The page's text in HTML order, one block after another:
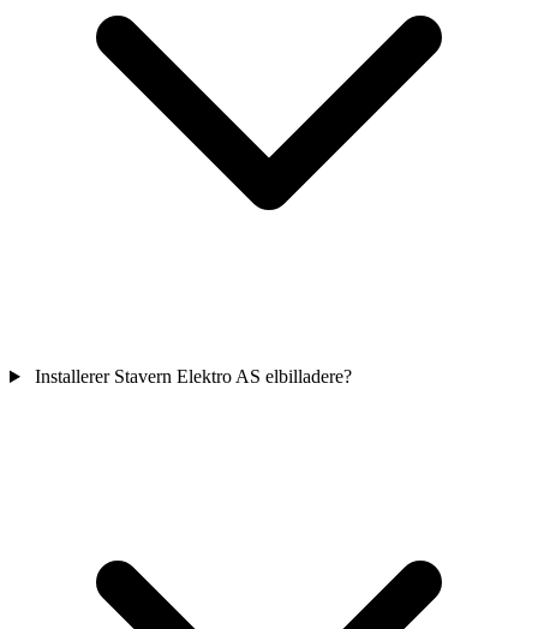
Installerer Stavern Elektro AS elbilladere?